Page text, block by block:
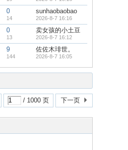
0
14
sunhaobaobao
2026-8-7 16:16
0
13
卖女孩的小土豆
2026-8-7 16:12
9
144
佐佐木琲世。
2026-8-7 16:05
/ 1000 页 下一页